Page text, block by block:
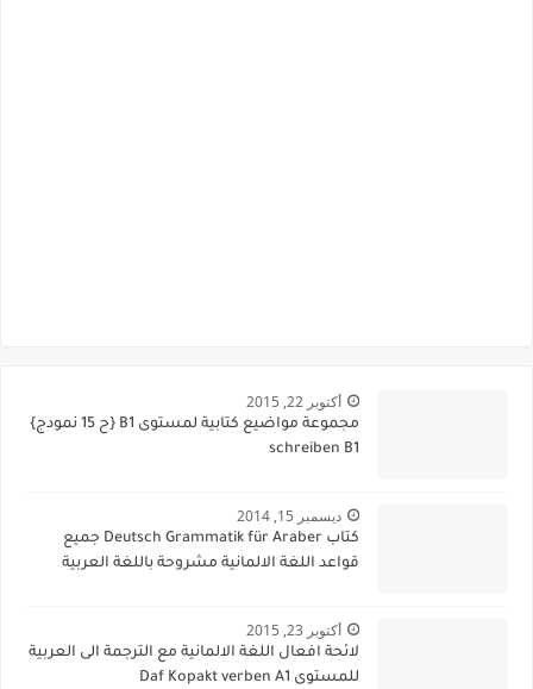
أكتوبر 22, 2015
مجموعة مواضيع كتابية لمستوى B1 {ح 15 نمودج}
schreiben B1
ديسمبر 15, 2014
كتاب Deutsch Grammatik für Araber جميع
قواعد اللغة الالمانية مشروحة باللغة العربية
أكتوبر 23, 2015
لائحة افعال اللغة الالمانية مع الترجمة الى العربية
للمستوى Daf Kopakt verben A1